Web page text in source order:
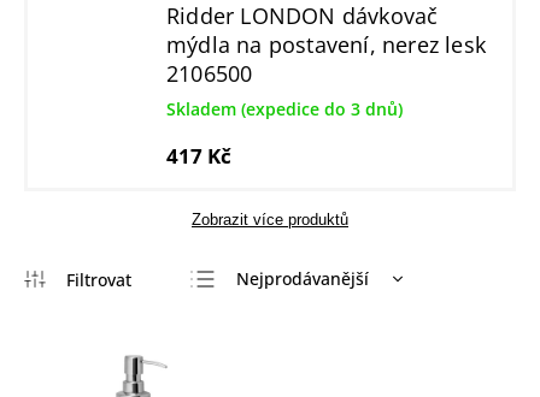
Ridder LONDON dávkovač
mýdla na postavení, nerez lesk
2106500
Skladem (expedice do 3 dnů)
417 Kč
Zobrazit více produktů
Nejprodávanější